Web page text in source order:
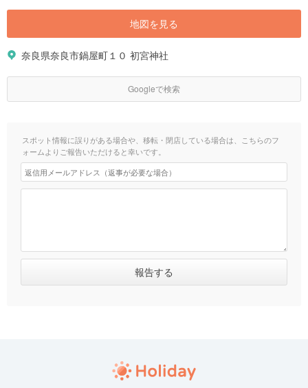
地図を見る
奈良県奈良市鍋屋町１０ 初宮神社
Googleで検索
スポット情報に誤りがある場合や、移転・閉店している場合は、こちらのフ
ォームよりご報告いただけると幸いです。